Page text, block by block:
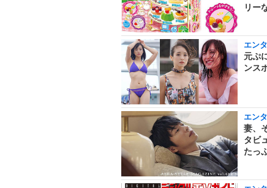
リー
エン
元ぷ
ンス
エン
妻、
タビ
たっ